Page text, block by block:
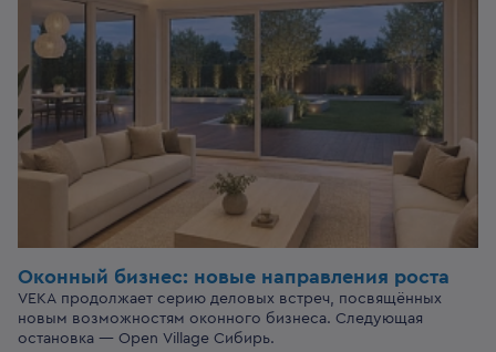
Оконный бизнес: новые направления роста
VEKA продолжает серию деловых встреч, посвящённых
новым возможностям оконного бизнеса. Следующая
остановка — Open Village Сибирь.